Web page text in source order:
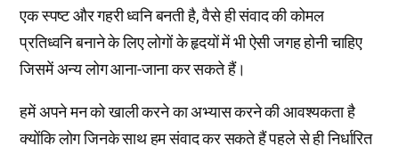
एक स्पष्ट और गहरी ध्वनि बनती है, वैसे ही संवाद की कोमल
प्रतिध्वनि बनाने के लिए लोगों के हृदयों में भी ऐसी जगह होनी चाहिए
जिसमें अन्य लोग आना-जाना कर सकते हैं।
हमें अपने मन को खाली करने का अभ्यास करने की आवश्यकता है
क्योंकि लोग जिनके साथ हम संवाद कर सकते हैं पहले से ही निर्धारित